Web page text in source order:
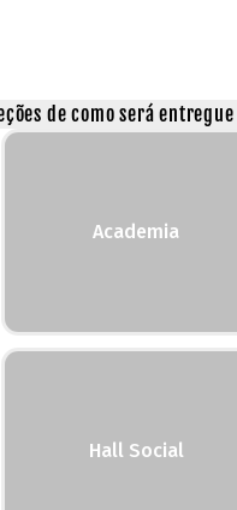
de como será
Academia
Hall Social